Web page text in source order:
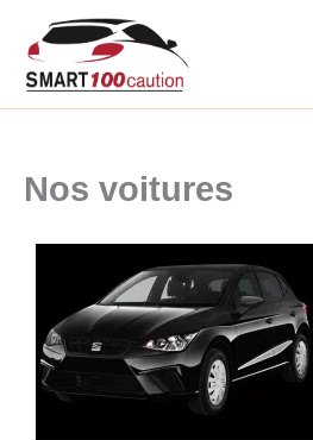
contenu
Nos voitures